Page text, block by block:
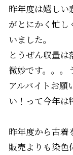
昨年度は嬉しい
がとにかく忙し
いました。
とうぜん収量
微妙です。。。
アルバイトお願
い！って今年は
昨年度から古着
販売よりも染色